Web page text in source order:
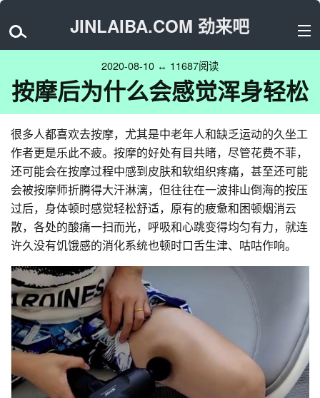
JINLAIBA.COM 劲来吧
2020-08-10 ↔ 11687阅读
按摩后为什么会感觉浑身轻松
很多人都喜欢去按摩，尤其是中老年人和缺乏运动的久坐工
作者更是乐此不疲。按摩的好处有目共睹，尽管花费不菲，
还可能会在按摩过程中感到皮肤和软组织疼痛，甚至还可能
会被按摩师折腾得大汗淋漓，但往往在一波排山倒海的按压
过后，身体顿时感觉轻松舒适，原有的疲惫和困顿烟消云
散，各处的酸痛一扫而光，呼吸和心跳变得均匀有力，就连
许久没有饥饿感的消化系统也顿时口舌生津、咕咕作响。